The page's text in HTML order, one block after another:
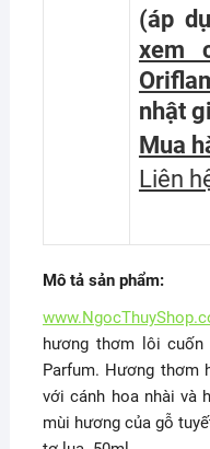
(áp
xem
nhật
Mua
Liên
Mô tả sản phẩm:
hương thơm lôi cuốn
Parfum. Hương thơm
với cánh hoa nhài và
mùi hương của gỗ